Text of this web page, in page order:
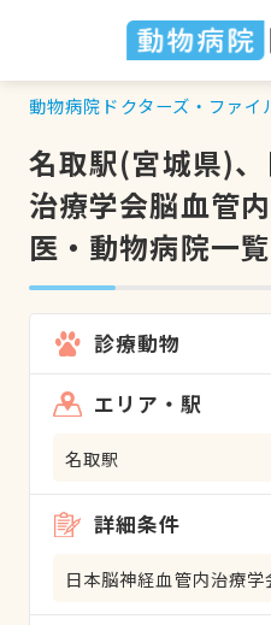
動物病院ドクターズ・ファイ
名取駅(宮城県)
治療学会脳血管
医・動物病院一覧
診療動物
エリア・駅
名取駅
詳細条件
日本脳神経血管内治療